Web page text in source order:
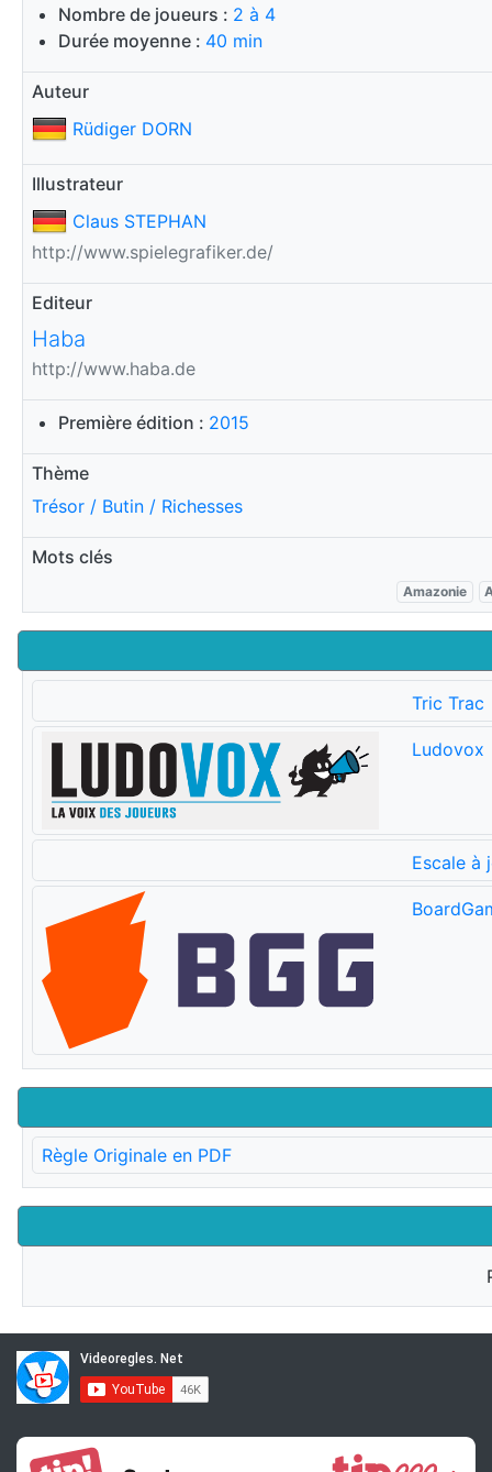
Nombre de joueurs : 2 à 4
Durée moyenne : 40 min
Auteur
Rüdiger DORN
Illustrateur
Claus STEPHAN
http://www.spielegrafiker.de/
Editeur
Haba
http://www.haba.de
Première édition : 2015
Thème
Trésor / Butin / Richesses
Mots clés
Amazonie
Tric Trac
Ludovox
Escale à
Règle Originale en PDF